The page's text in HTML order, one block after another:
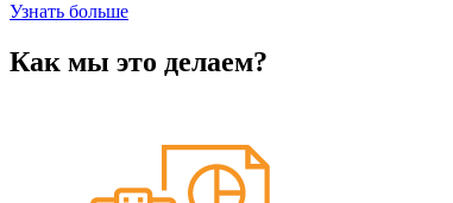
Узнать больше
Как мы это делаем?